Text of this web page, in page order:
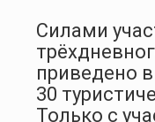
Силами
приведено
30
Только с